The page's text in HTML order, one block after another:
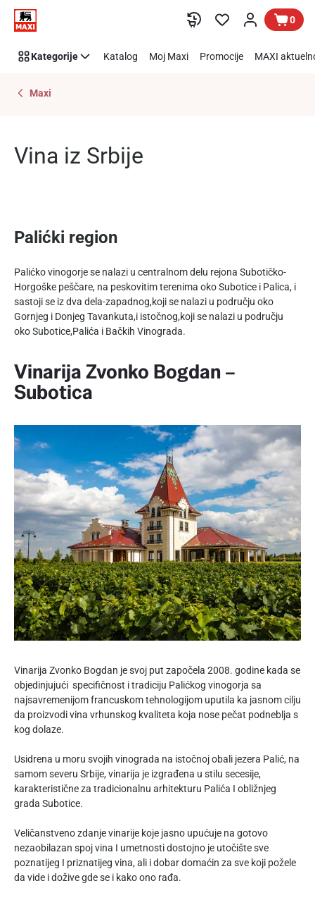
Preskoči link
Vina
0
Kategorije Katalog Moj Maxi Promocije MAXI
Maxi
Vina iz Srbije
Palićki region
Palićko vinogorje se nalazi u centralnom delu rejona Subotičko-
Horgoške peščare, na peskovitim terenima oko Subotice i Palica, i
sastoji se iz dva dela-zapadnog,koji se nalazi u području oko
Gornjeg i Donjeg Tavankuta,i istočnog,koji se nalazi u području
oko Subotice,Palića i Bačkih Vinograda.
Vinarija Zvonko Bogdan –
Subotica
Vinarija Zvonko Bogdan je svoj put započela 2008. godine kada se
objedinjujući specifičnost i tradiciju Palićkog vinogorja sa
najsavremenijom francuskom tehnologijom uputila ka jasnom cilju
da proizvodi vina vrhunskog kvaliteta koja nose pečat podneblja s
kog dolaze.
Usidrena u moru svojih vinograda na istočnoj obali jezera Palić, na
samom severu Srbije, vinarija je izgrađena u stilu secesije,
karakteristične za tradicionalnu arhitekturu Palića I obližnjeg
grada Subotice.
Veličanstveno zdanje vinarije koje jasno upućuje na gotovo
nezaobilazan spoj vina I umetnosti dostojno je utočište sve
poznatijeg I priznatijeg vina, ali i dobar domaćin za sve koji požele
da vide i dožive gde se i kako ono rađa.